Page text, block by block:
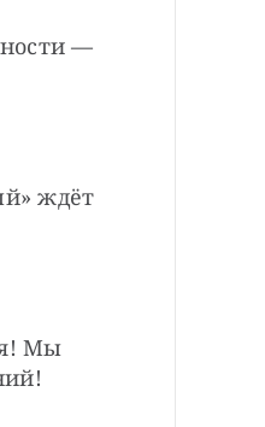
—
ждёт
Мы